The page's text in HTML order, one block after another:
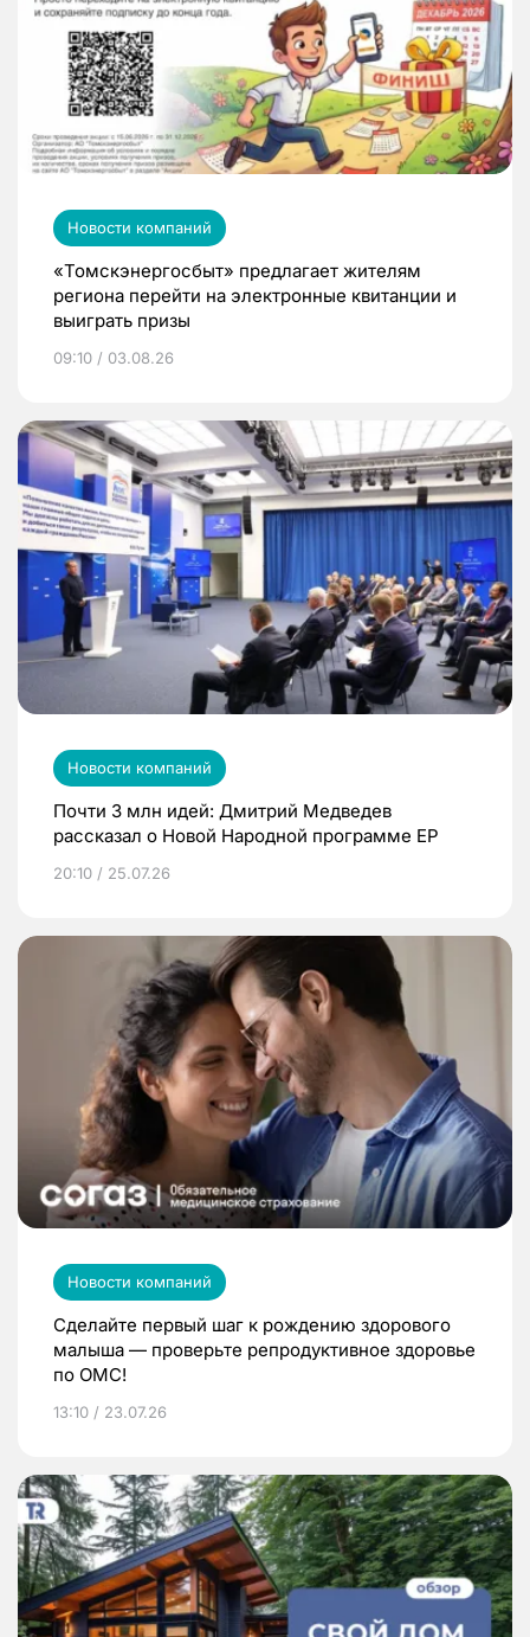
Новости компаний
«Томскэнергосбыт» предлагает жителям
региона перейти на электронные квитанции и
выиграть призы
09:10 / 03.08.26
Новости компаний
Почти 3 млн идей: Дмитрий Медведев
рассказал о Новой Народной программе ЕР
20:10 / 25.07.26
Новости компаний
Сделайте первый шаг к рождению здорового
малыша — проверьте репродуктивное здоровье
по ОМС!
13:10 / 23.07.26